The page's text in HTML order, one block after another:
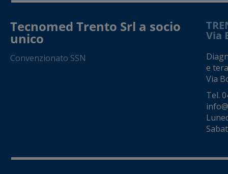
Tecnomed Trento Srl a socio
unico
Convenzionato SSN
Via
e
Via
Tel.